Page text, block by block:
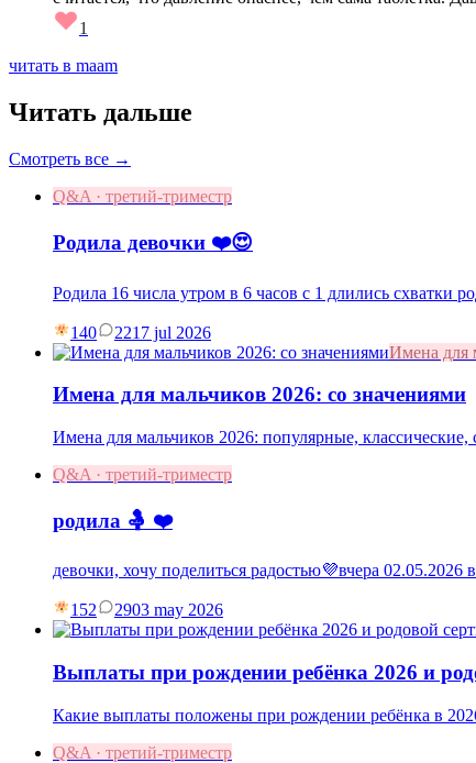
1
читать в maam
Читать дальше
Смотреть все →
Q&A · третий-триместр
Родила девочки ❤️😍
Родила 16 числа утром в 6 часов с 1 длились схватки
140 2217 jul 2026
Имена для
Имена для мальчиков 2026: со значениями
Имена для мальчиков 2026: популярные,
Q&A · третий-триместр
родила 🤱 ❤️
девочки, хочу поделиться радостью💜вчера
152 2903 may 2026
Выплаты при рождении ребёнка 2026 и
Какие выплаты положены при рождении ребёнка в
Q&A · третий-триместр